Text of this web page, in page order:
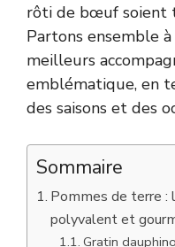
rôti de bœuf soient
Partons ensemble
meilleurs
emblématique, en
des saisons et des
Sommaire
Pommes de terre :
polyvalent et
Gratin